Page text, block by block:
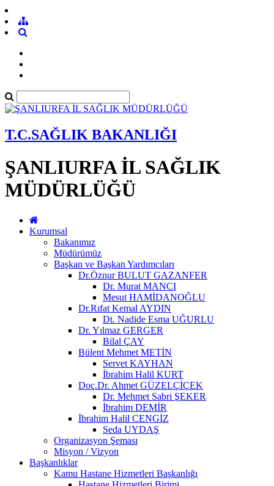
T.C.SAĞLIK BAKANLIĞI
ŞANLIURFA İL SAĞLIK
MÜDÜRLÜĞÜ
Kurumsal
Bakanımız
Müdürümüz
Başkan ve Başkan Yardımcıları
Dr.Öznur BULUT GAZANFER
Dr. Murat MANCI
Mesut HAMİDANOĞLU
Dr.Rıfat Kemal AYDIN
Dt. Nadide Esma UĞURLU
Dr. Yılmaz GERGER
Bilal ÇAY
Bülent Mehmet METİN
Servet KAYHAN
İbrahim Halil KURT
Doç.Dr. Ahmet GÜZELÇİÇEK
Dr. Mehmet Sabri ŞEKER
İbrahim DEMİR
İbrahim Halil CENGİZ
Seda UYDAŞ
Organizasyon Şeması
Misyon / Vizyon
Başkanlıklar
Kamu Hastane Hizmetleri Başkanlığı